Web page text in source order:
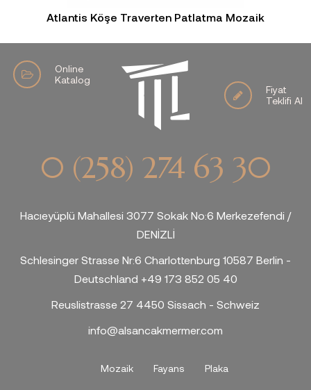
Atlantis Köşe Traverten Patlatma Mozaik
Online
Katalog
Fiyat
Teklifi Al
0 (258) 274 63 30
Hacıeyüplü Mahallesi 3077 Sokak No:6 Merkezefendi /
DENİZLİ
Schlesinger Strasse Nr:6 Charlottenburg 10587 Berlin -
Deutschland +49 173 852 05 40
Reuslistrasse 27 4450 Sissach - Schweiz
info@alsancakmermer.com
Mozaik Fayans Plaka